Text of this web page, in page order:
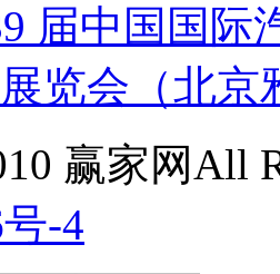
届中国国
览会（北京
赢家网All
-4